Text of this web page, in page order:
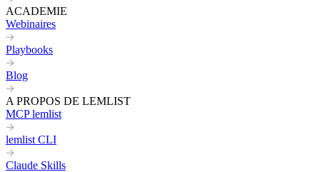
ACADEMIE
Webinaires
Playbooks
Blog
A PROPOS DE LEMLIST
MCP lemlist
lemlist CLI
Claude Skills